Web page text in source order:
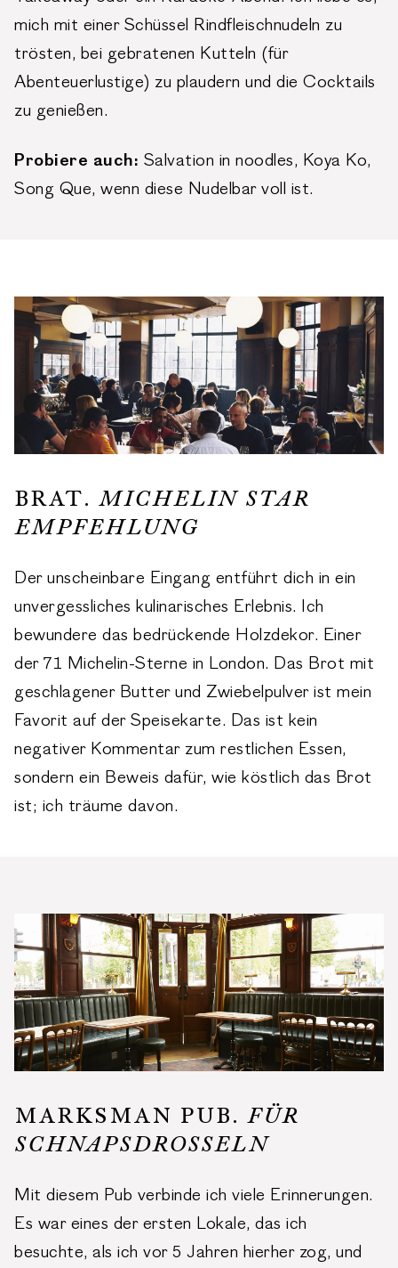
mich mit einer Schüssel Rindfleischnudeln zu
trösten, bei gebratenen Kutteln (für
Abenteuerlustige) zu plaudern und die Cocktails
zu genießen.
Probiere auch: Salvation in noodles, Koya Ko,
Song Que, wenn diese Nudelbar voll ist.
BRAT. MICHELIN STAR
EMPFEHLUNG
Der unscheinbare Eingang entführt dich in ein
unvergessliches kulinarisches Erlebnis. Ich
bewundere das bedrückende Holzdekor. Einer
der 71 Michelin-Sterne in London. Das Brot mit
geschlagener Butter und Zwiebelpulver ist mein
Favorit auf der Speisekarte. Das ist kein
negativer Kommentar zum restlichen Essen,
sondern ein Beweis dafür, wie köstlich das Brot
ist; ich träume davon.
MARKSMAN PUB. FÜR
SCHNAPSDROSSELN
Mit diesem Pub verbinde ich viele Erinnerungen.
Es war eines der ersten Lokale, das ich
besuchte, als ich vor 5 Jahren hierher zog, und